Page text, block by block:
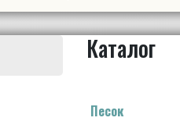
Каталог
Песок